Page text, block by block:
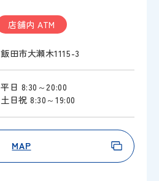
店舗内 ATM
飯田市大瀬木1115-3
平日 8:30～20:00
土日祝 8:30～19:00
MAP